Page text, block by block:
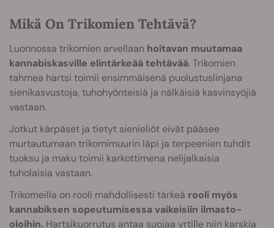
Mikä On Trikomien Tehtävä?
Luonnossa trikomien arvellaan hoitavan muutamaa
kannabiskasville elintärkeää tehtävää. Trikomien
tahmea hartsi toimii ensimmäisenä puolustuslinjana
sienikasvustoja, tuhohyönteisiä ja nälkäisiä kasvinsyöjiä
vastaan.
Jotkut kärpäset ja tietyt sienieliöt eivät pääsee
murtautumaan trikomimuurin läpi ja terpeenien tuhdit
tuoksu ja maku toimii karkottimena nelijalkaisia
tuholaisia vastaan.
Trikomeilla on rooli mahdollisesti tärkeä rooli myös
kannabiksen sopeutumisessa vaikeisiin ilmasto-
oloihin. Hartsikuorrutus antaa suojaa yrtille niin karskia